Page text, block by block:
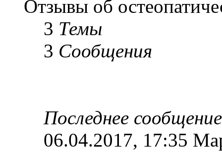
Отзывы об
3 Темы
3 Сообщения
Последнее сообщение
06.04.2017, 17:35